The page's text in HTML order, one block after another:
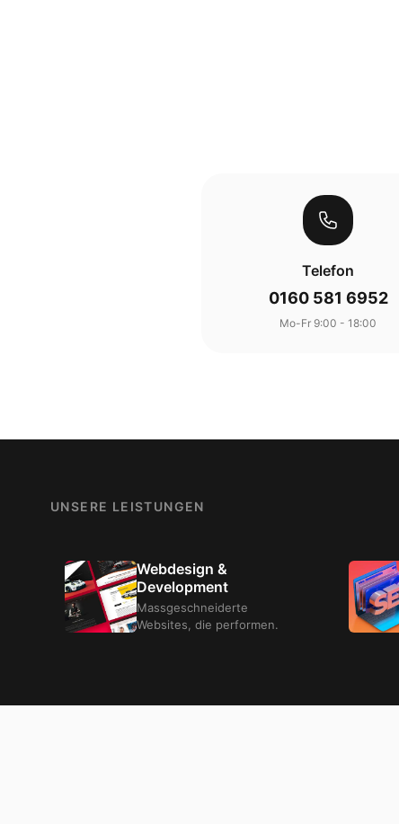
Telefon
0160 581 6952
Mo-Fr 9:00 - 18:00
UNSERE LEISTUNGEN
Webdesign &
Development
Massgeschneiderte
Websites, die performen.